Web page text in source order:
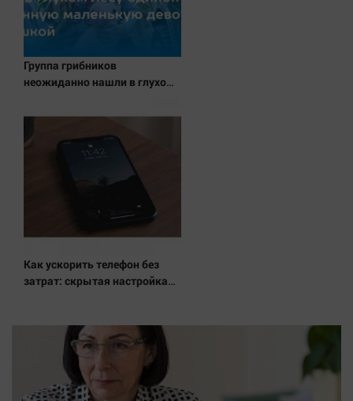
Группа грибников
неожиданно нашли в глухом
маленькую девочку с
Как ускорить телефон без
затрат: скрытая настройка